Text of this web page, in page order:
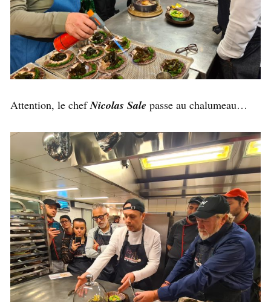
Attention, le chefNicolas Sale passe au chalumeau…